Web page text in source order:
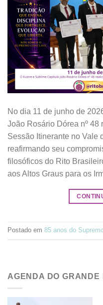
No dia 11 de junho de
João Rosário Dórea nº 48
Sessão Itinerante no Vale
reafirmando seu
filosóficos do Rito
aos Altos Graus para os
Postado em 85 anos do
AGENDA DO GRANDE